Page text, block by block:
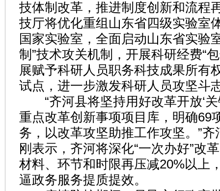
技体制改革，推进制度创新和流程
技厅将优化重组山东省四级实验室
国家实验室，全面启动山东省实验
制”技术攻关机制，开展科研经费“
展赋予科研人员职务科技成果所有
试点，进一步激发科研人员攻坚斗
“齐河县将坚持用好改革开放‘关
重点改革创新事项项目库，明确69
务，以改革攻坚助推工作攻坚。”
刚表示，齐河将深化“一次办好”改
材料、环节和时限再压减20%以上
逼政务服务提质提效。